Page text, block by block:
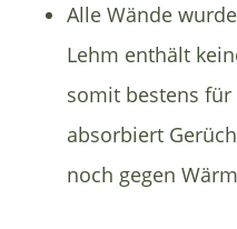
Alle Wände
Lehm enthält
somit bestens für
absorbiert
noch gegen